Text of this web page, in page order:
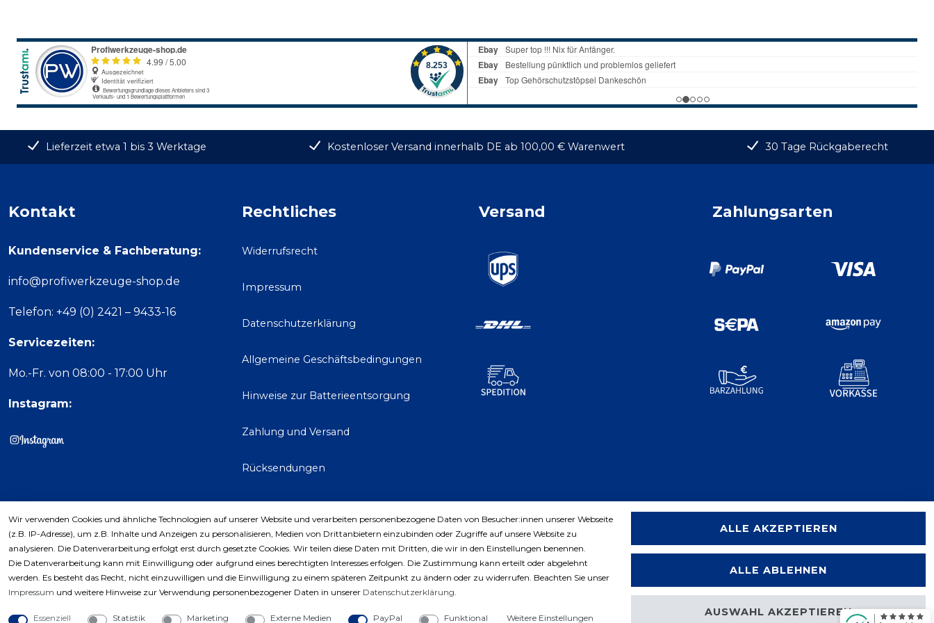
Lieferzeit etwa 1 bis 3 Werktage Kostenloser Versand innerhalb DE ab 100,00 € Warenwert 30 Tage Rückgaberecht
Kontakt
Kundenservice & Fachberatung:
info@profiwerkzeuge-shop.de
Telefon: +49 (0) 2421 – 9433-16
Servicezeiten:
Mo.-Fr. von 08:00 - 17:00 Uhr
Instagram:
Rechtliches
Widerrufsrecht
Impressum
Datenschutzerklärung
Allgemeine Geschäftsbedingungen
Hinweise zur Batterieentsorgung
Zahlung und Versand
Rücksendungen
Kaufvertrag widerrufen
Versand Zahlungsarten
Wir verwenden Cookies und ähnliche Technologien auf unserer Website und verarbeiten personenbezogene Daten von Besucher:innen unserer Webseite
(z.B. IP-Adresse), um z.B. Inhalte und Anzeigen zu personalisieren, Medien von Drittanbietern einzubinden oder Zugriffe auf unsere Website zu
analysieren. Die Datenverarbeitung erfolgt erst durch gesetzte Cookies. Wir teilen diese Daten mit Dritten, die wir in den Einstellungen benennen.
Die Datenverarbeitung kann mit Einwilligung oder aufgrund eines berechtigten Interesses erfolgen. Die Zustimmung kann erteilt oder abgelehnt
werden. Es besteht das Recht, nicht einzuwilligen und die Einwilligung zu einem späteren Zeitpunkt zu ändern oder zu widerrufen. Beachten Sie unser
Impressum und weitere Hinweise zur Verwendung personenbezogener Daten in unserer Daten­schutz­erklärung.
Essenziell Statistik Marketing Externe Medien PayPal Funktional Weitere Einstellungen
ALLE AKZEPTIEREN
ALLE ABLEHNEN
AUSWAHL AKZEPTIEREN